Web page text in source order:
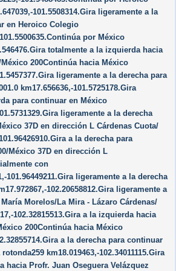
101.5508314.Gira ligeramente a la
en Heroico Colegio
por México
totalmente a la izquierda hacia
200Continúa hacia México
ligeramente a la derecha para
km17.656636,-101.5725178.Gira
para continuar en México
ligeramente a la derecha
37D en dirección L Cárdenas Cuota/​
a la derecha para
​México 37D en dirección L
con
101.96449211.Gira ligeramente a la derecha
102.20658812.Gira ligeramente a
Morelos/​La Mira - Lázaro Cárdenas/​
102.32815513.Gira a la izquierda hacia
200Continúa hacia México
a la derecha para continuar
km18.019463,-102.34011115.Gira
hacia Profr. Juan Oseguera Velázquez